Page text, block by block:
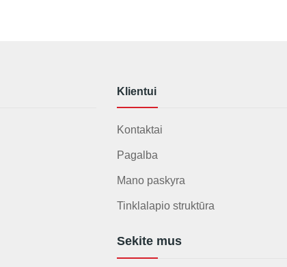
Klientui
Kontaktai
Pagalba
Mano paskyra
Tinklalapio struktūra
Sekite mus